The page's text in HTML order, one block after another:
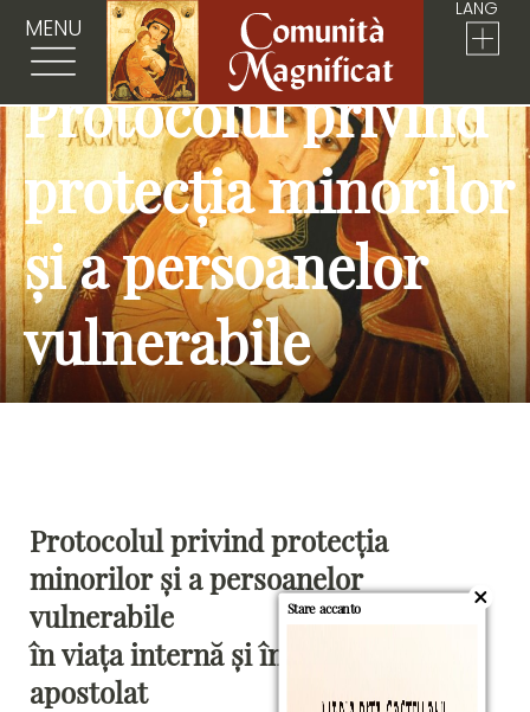
MENU
LANG
Protocolul privind
protecția minorilor
și a persoanelor
vulnerabile
Protocolul privind protecția
minorilor și a persoanelor
vulnerabile
în viața internă și în activitățile de
apostolat
Stare accanto